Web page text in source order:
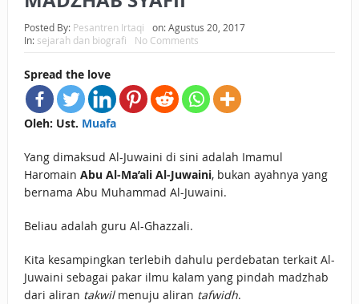
Posted By: Pesantren Irtaqi on:Agustus 20, 2017
In: sejarah dan biografi No Comments
Spread the love
Oleh: Ust. Muafa
Yang dimaksud Al-Juwaini di sini adalah Imamul
Haromain Abu Al-Ma’ali Al-Juwaini, bukan ayahnya yang
bernama Abu Muhammad Al-Juwaini.
Beliau adalah guru Al-Ghazzali.
Kita kesampingkan terlebih dahulu perdebatan terkait Al-
Juwaini sebagai pakar ilmu kalam yang pindah madzhab
dari aliran takwilmenuju aliran tafwidh.